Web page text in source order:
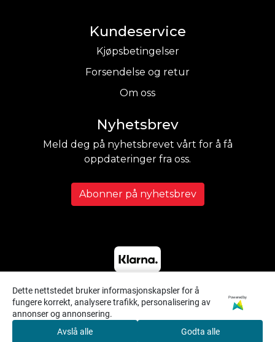
Kundeservice
Kjøpsbetingelser
Forsendelse og retur
Om oss
Nyhetsbrev
Meld deg på nyhetsbrevet vårt for å få
oppdateringer fra oss.
Abonner på nyhetsbrev
Dette nettstedet bruker informasjonskapsler for å
fungere korrekt, analysere trafikk, personalisering av
annonser og annonsering.
Powered by
Avslå alle Godta alle